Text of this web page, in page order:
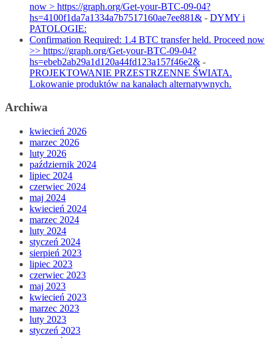
now > https://graph.org/Get-your-BTC-09-04?
hs=4100f1da7a1334a7b7517160ae7ee881& - DYMY i
PATOLOGIE:
Confirmation Required: 1.4 BTC transfer held. Proceed now
>> https://graph.org/Get-your-BTC-09-04?
hs=ebeb2ab29a1d120a44fd123a157f46e2& -
PROJEKTOWANIE PRZESTRZENNE ŚWIATA.
Lokowanie produktów na kanałach alternatywnych.
Archiwa
kwiecień 2026
marzec 2026
luty 2026
październik 2024
lipiec 2024
czerwiec 2024
maj 2024
kwiecień 2024
marzec 2024
luty 2024
styczeń 2024
sierpień 2023
lipiec 2023
czerwiec 2023
maj 2023
kwiecień 2023
marzec 2023
luty 2023
styczeń 2023